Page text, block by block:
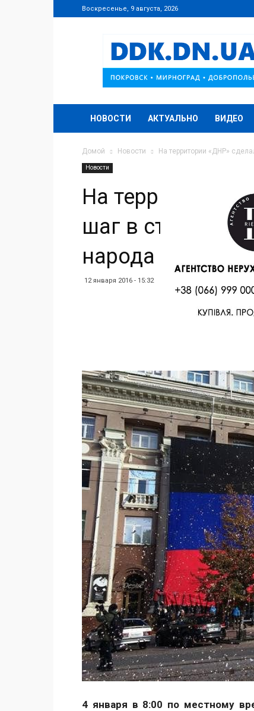
Воскресенье, 9 августа, 2026
DDK.DN.UA
НОВОСТИ АКТУАЛЬНО ВИДЕО
Домой Новости На территории «ДНР»
Новости
На территории
шаг в сторону
народа
12 января 2016 - 15:32
4 января в 8:00 по местному